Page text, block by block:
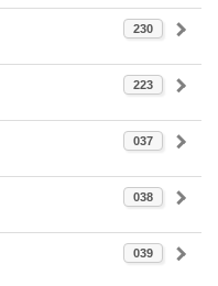
230
223
037
038
039